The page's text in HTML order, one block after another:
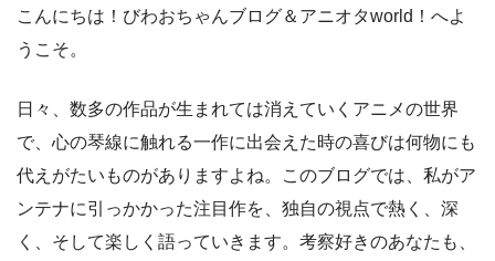
こんにちは！びわおちゃんブログ＆アニオタworld！へよ
うこそ。
日々、数多の作品が生まれては消えていくアニメの世界
で、心の琴線に触れる一作に出会えた時の喜びは何物にも
代えがたいものがありますよね。このブログでは、私がア
ンテナに引っかかった注目作を、独自の視点で熱く、深
く、そして楽しく語っていきます。考察好きのあなたも、